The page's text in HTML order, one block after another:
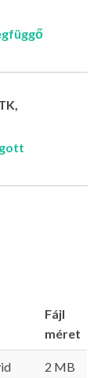
Fájl
méret
2 MB